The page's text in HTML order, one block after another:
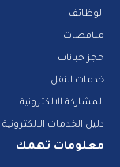
الوظائف
مناقصات
حجز جبانات
خدمات النقل
المشاركة الالكترونية
دليل الخدمات الالكترونية
معلومات تهمك